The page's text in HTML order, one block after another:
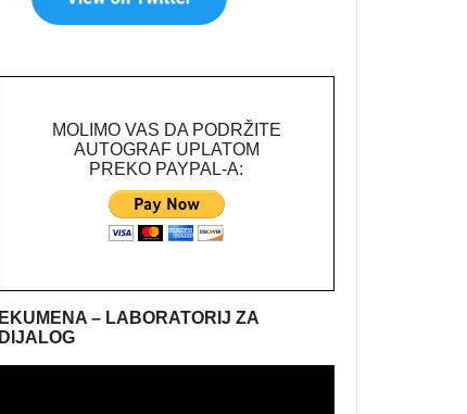
MOLIMO VAS DA PODRŽITE
AUTOGRAF UPLATOM
PREKO PAYPAL-A:
EKUMENA – LABORATORIJ ZA
DIJALOG